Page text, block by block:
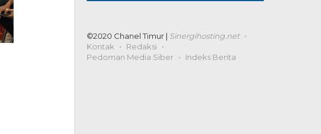
©2020 Chanel Timur | Sinergihosting.net
Kontak
Redaksi
Pedoman Media Siber
Indeks Berita